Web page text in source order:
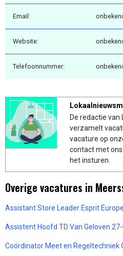
Email:
Website:
Telefoonnummer:
De redactie van
verzamelt
vacature op
contact met
het insturen.
Overige vacatures in
Assistant Store Leader Esprit
Assistent Hoofd TD Van Geloven
Coördinator Meet en